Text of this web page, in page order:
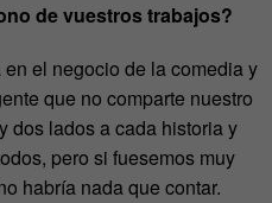
de vuestros trabajos?
el negocio de la comedia y
que no comparte nuestro
dos lados a cada historia y
pero si fuesemos muy
habría nada que contar.